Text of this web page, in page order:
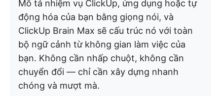
Mô tả nhiệm vụ ClickUp, ứng dụng hoặc tự
động hóa của bạn bằng giọng nói, và
ClickUp Brain Max sẽ cấu trúc nó với toàn
bộ ngữ cảnh từ không gian làm việc của
bạn. Không cần nhấp chuột, không cần
chuyển đổi — chỉ cần xây dựng nhanh
chóng và mượt mà.